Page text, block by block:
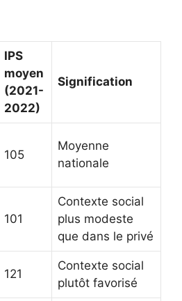
IPS
moyen
(2021-
2022)
Signification
105
Moyenne
nationale
101
Contexte social
plus modeste
que dans le privé
121
Contexte social
plutôt favorisé